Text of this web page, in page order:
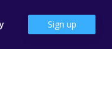
Sign up